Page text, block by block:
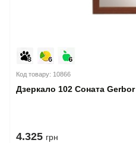
Код товару: 10866
Дзеркало 102 Соната Gerbor
4.325 грн